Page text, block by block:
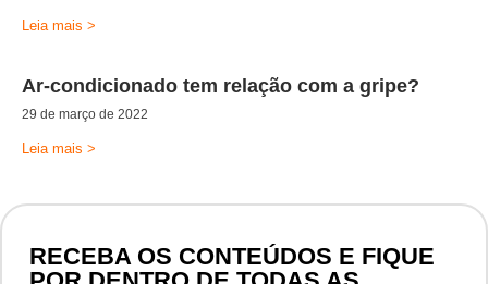
Leia mais >
Ar-condicionado tem relação com a gripe?
29 de março de 2022
Leia mais >
RECEBA OS CONTEÚDOS E FIQUE